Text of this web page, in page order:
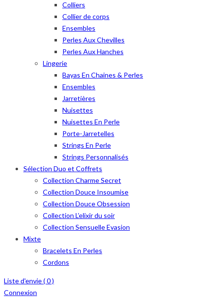
Colliers
Collier de corps
Ensembles
Perles Aux Chevilles
Perles Aux Hanches
Lingerie
Bayas En Chaines & Perles
Ensembles
Jarretières
Nuisettes
Nuisettes En Perle
Porte-Jarretelles
Strings En Perle
Strings Personnalisés
Sélection Duo et Coffrets
Collection Charme Secret
Collection Douce Insoumise
Collection Douce Obsession
Collection L’elixir du soir
Collection Sensuelle Evasion
Mixte
Bracelets En Perles
Cordons
Liste d'envie (0)
Connexion